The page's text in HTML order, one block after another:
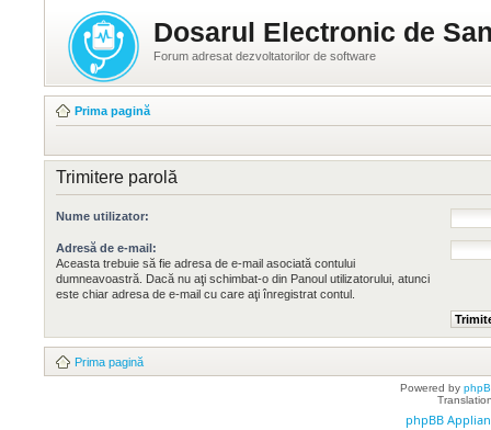
Dosarul Electronic de
Forum adresat dezvoltatorilor de software
Prima pagină
Trimitere parolă
Nume utilizator:
Adresă de e-mail:
Aceasta trebuie să fie adresa de e-mail asociată contului
dumneavoastră. Dacă nu aţi schimbat-o din Panoul utilizatorului, atunci
este chiar adresa de e-mail cu care aţi înregistrat contul.
Prima pagină
Powered by
phpBB